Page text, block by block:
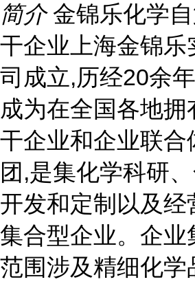
简介 金锦乐化学
干企业上海金锦乐
司成立,历经20余
成为在全国各地拥
干企业和企业联合
团,是集化学科研
开发和定制以及经
集合型企业。企业
范围涉及精细化学